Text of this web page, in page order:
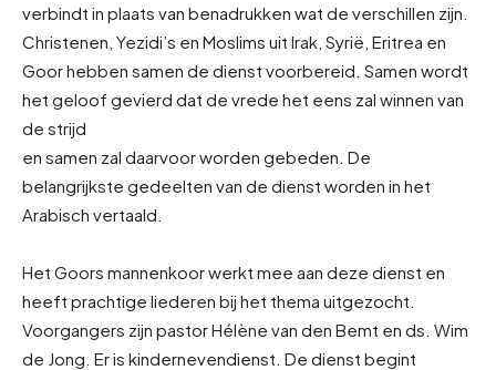
verbindt in plaats van benadrukken wat de verschillen zijn.
Christenen, Yezidi’s en Moslims uit Irak, Syrië, Eritrea en
Goor hebben samen de dienst voorbereid. Samen wordt
het geloof gevierd dat de vrede het eens zal winnen van
de strijd
en samen zal daarvoor worden gebeden. De
belangrijkste gedeelten van de dienst worden in het
Arabisch vertaald.
Het Goors mannenkoor werkt mee aan deze dienst en
heeft prachtige liederen bij het thema uitgezocht.
Voorgangers zijn pastor Hélène van den Bemt en ds. Wim
de Jong. Er is kindernevendienst. De dienst begint